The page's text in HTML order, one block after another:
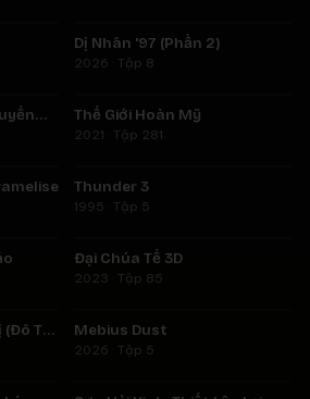
Dị Nhân '97 (Phần 2)
2026 · Tập 8
Vô
★ 9.0
Thế Giới Hoàn Mỹ
2021 · Tập 281
★8.7
Thunder 3
1995 · Tập 5
★0.0
Đại Chúa Tể 3D
2023 · Tập 85
(Đô Thị
★0.0
Mebius Dust
2026 · Tập 5